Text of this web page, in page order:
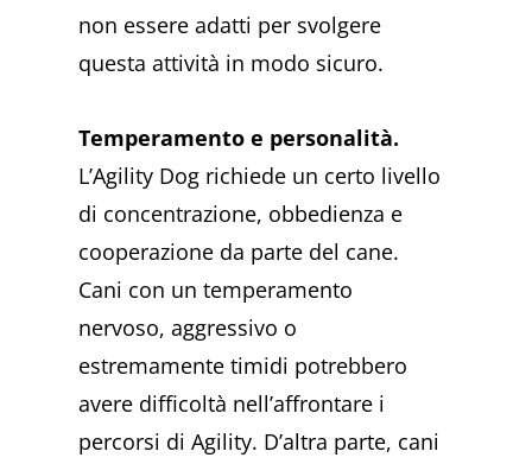
non essere adatti per svolgere
questa attività in modo sicuro.
Temperamento e personalità.
L’Agility Dog richiede un certo livello
di concentrazione, obbedienza e
cooperazione da parte del cane.
Cani con un temperamento
nervoso, aggressivo o
estremamente timidi potrebbero
avere difficoltà nell’affrontare i
percorsi di Agility. D’altra parte, cani